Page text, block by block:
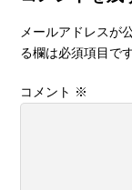
メールアドレスが
る欄は必須項目で
コメント ※